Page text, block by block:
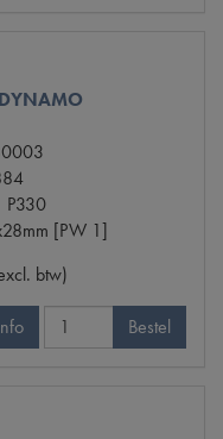
[PW 1]
btw)
Bestel